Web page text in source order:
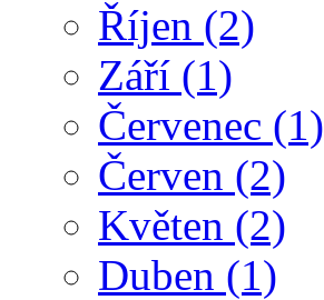
Říjen (2)
Září (1)
Červenec (1)
Červen (2)
Květen (2)
Duben (1)